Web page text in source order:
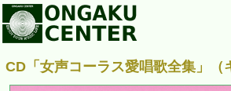
CD「女声コーラス愛唱歌全集」（